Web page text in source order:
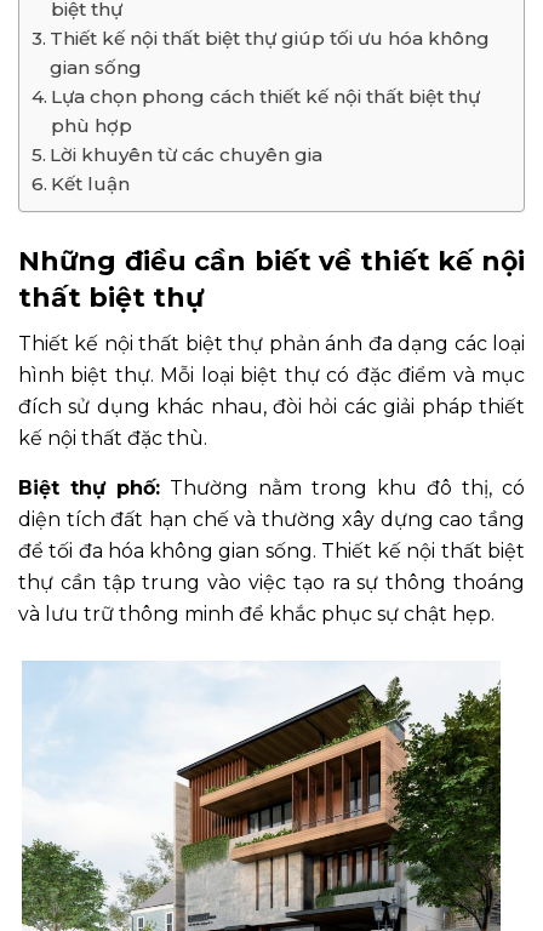
biệt thự
Thiết kế nội thất biệt thự giúp tối ưu hóa không
gian sống
Lựa chọn phong cách thiết kế nội thất biệt thự
phù hợp
Lời khuyên từ các chuyên gia
Kết luận
Những điều cần biết về thiết kế nội
thất biệt thự
Thiết kế nội thất biệt thự phản ánh đa dạng các loại
hình biệt thự. Mỗi loại biệt thự có đặc điểm và mục
đích sử dụng khác nhau, đòi hỏi các giải pháp thiết
kế nội thất đặc thù.
Biệt thự phố: Thường nằm trong khu đô thị, có
diện tích đất hạn chế và thường xây dựng cao tầng
để tối đa hóa không gian sống. Thiết kế nội thất biệt
thự cần tập trung vào việc tạo ra sự thông thoáng
và lưu trữ thông minh để khắc phục sự chật hẹp.